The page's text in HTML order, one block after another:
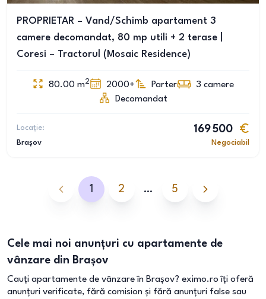
PROPRIETAR – Vand/Schimb apartament 3
camere decomandat, 80 mp utili + 2 terase |
Coresi – Tractorul (Mosaic Residence)
80.00 m2 2000+ Parter 3 camere
Decomandat
Locație:
Brașov
169 500
Negociabil
1 2 … 5
Cele mai noi anunțuri cu apartamente de
vânzare din Brașov
Cauți apartamente de vânzare în Brașov? eximo.ro îți oferă
anunțuri verificate, fără comision și fără anunțuri false sau